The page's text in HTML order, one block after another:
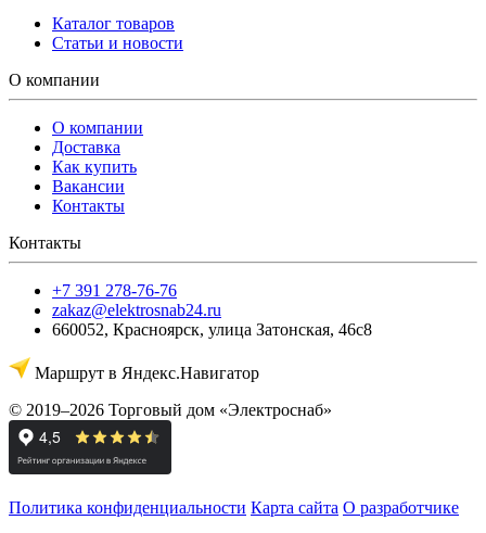
Каталог товаров
Статьи и новости
О компании
О компании
Доставка
Как купить
Вакансии
Контакты
Контакты
+7 391 278-76-76
zakaz@elektrosnab24.ru
660052, Красноярск, улица Затонская, 46с8
Маршрут в Яндекс.Навигатор
© 2019–2026 Торговый дом «Электроснаб»
Политика конфиденциальности Карта сайта О разработчике